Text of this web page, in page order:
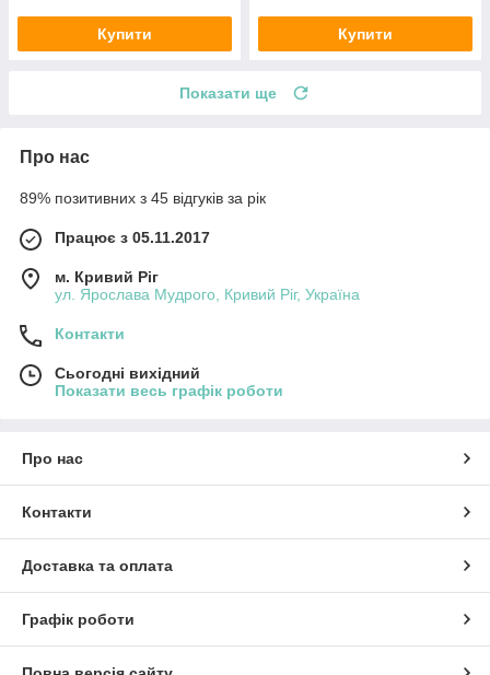
Купити Купити
Показати ще
Про нас
89% позитивних з 45 відгуків за рік
Працює з 05.11.2017
м. Кривий Ріг
ул. Ярослава Мудрого, Кривий Ріг, Україна
Контакти
Сьогодні вихідний
Показати весь графік роботи
Про нас
Контакти
Доставка та оплата
Графік роботи